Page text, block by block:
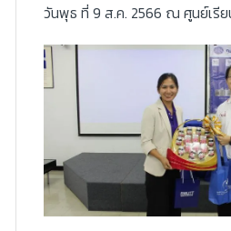
วันพุธ ที่ 9 ส.ค. 2566 ณ ศูนย์เรี